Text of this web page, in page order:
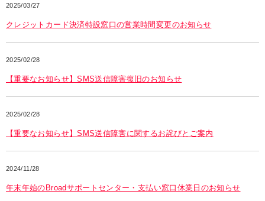
2025/03/27
クレジットカード決済特設窓口の営業時間変更のお知らせ
2025/02/28
【重要なお知らせ】SMS送信障害復旧のお知らせ
2025/02/28
【重要なお知らせ】SMS送信障害に関するお詫びとご案内
2024/11/28
年末年始のBroadサポートセンター・支払い窓口休業日のお知らせ